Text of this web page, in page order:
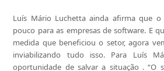
Luís Mário Luchetta ainda afirma que
pouco para as empresas de software. E
medida que beneficiou o setor, agora
inviabilizando tudo isso. Para Luís
oportunidade de salvar a situação . “O